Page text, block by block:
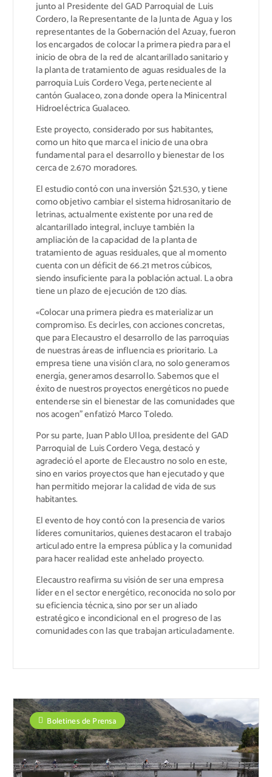
junto al Presidente del GAD Parroquial de Luis
Cordero, la Representante de la Junta de Agua y los
representantes de la Gobernación del Azuay, fueron
los encargados de colocar la primera piedra para el
inicio de obra de la red de alcantarillado sanitario y
la planta de tratamiento de aguas residuales de la
parroquia Luis Cordero Vega, perteneciente al
cantón Gualaceo, zona donde opera la Minicentral
Hidroeléctrica Gualaceo.
Este proyecto, considerado por sus habitantes,
como un hito que marca el inicio de una obra
fundamental para el desarrollo y bienestar de los
cerca de 2.670 moradores.
El estudio contó con una inversión $21.530, y tiene
como objetivo cambiar el sistema hidrosanitario de
letrinas, actualmente existente por una red de
alcantarillado integral, incluye también la
ampliación de la capacidad de la planta de
tratamiento de aguas residuales, que al momento
cuenta con un déficit de 66.21 metros cúbicos,
siendo insuficiente para la población actual. La obra
tiene un plazo de ejecución de 120 días.
«Colocar una primera piedra es materializar un
compromiso. Es decirles, con acciones concretas,
que para Elecaustro el desarrollo de las parroquias
de nuestras áreas de influencia es prioritario. La
empresa tiene una visión clara, no solo generamos
energía, generamos desarrollo. Sabemos que el
éxito de nuestros proyectos energéticos no puede
entenderse sin el bienestar de las comunidades que
nos acogen” enfatizó Marco Toledo.
Por su parte, Juan Pablo Ulloa, presidente del GAD
Parroquial de Luis Cordero Vega, destacó y
agradeció el aporte de Elecaustro no solo en este,
sino en varios proyectos que han ejecutado y que
han permitido mejorar la calidad de vida de sus
habitantes.
El evento de hoy contó con la presencia de varios
líderes comunitarios, quienes destacaron el trabajo
articulado entre la empresa pública y la comunidad
para hacer realidad este anhelado proyecto.
Elecaustro reafirma su visión de ser una empresa
líder en el sector energético, reconocida no solo por
su eficiencia técnica, sino por ser un aliado
estratégico e incondicional en el progreso de las
comunidades con las que trabajan articuladamente.
Boletines de Prensa